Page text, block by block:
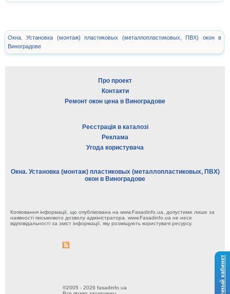
Личный кабинет
Окна. Установка (монтаж) пластиковых (металлопластиковых, ПВХ) окон в
Виноградове
Про проект
Контакти
Ремонт окон цена в Виноградове
Реєстрація в каталозі
Реклама
Угода користувача
Окна. Установка (монтаж) пластиковых (металлопластиковых, ПВХ)
окон в Виноградове
Копіювання інформації, що опублікована на www.Fasadinfo.ua, допустиме лише за
наявності письмового дозволу адміністратора. www.Fasadinfo.ua не несе
відповідальності за зміст інформації, яку розміщують користувачі ресурсу.
©2005 - 2026 fasadinfo.ua